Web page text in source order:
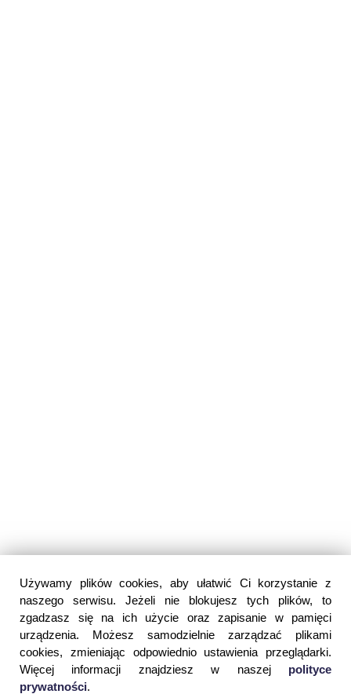
Używamy plików cookies, aby ułatwić Ci korzystanie z
naszego serwisu. Jeżeli nie blokujesz tych plików, to
zgadzasz się na ich użycie oraz zapisanie w pamięci
urządzenia. Możesz samodzielnie zarządzać plikami
cookies, zmieniając odpowiednio ustawienia przeglądarki.
Więcej informacji znajdziesz w naszej polityce
prywatności.